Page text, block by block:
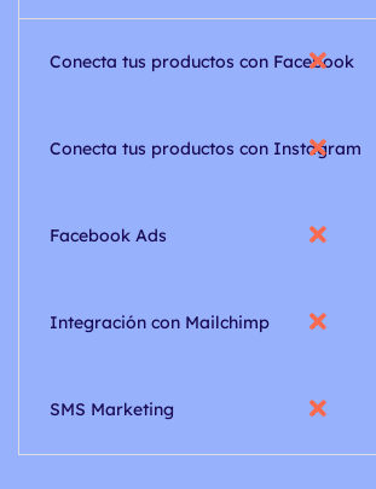
Conecta tus productos con Facebook
Conecta tus productos con Instagram
Facebook Ads
Integración con Mailchimp
SMS Marketing